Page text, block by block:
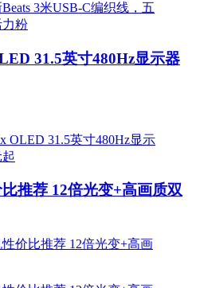
31.5英寸480Hz显示器
推荐 12倍光变+高画质双